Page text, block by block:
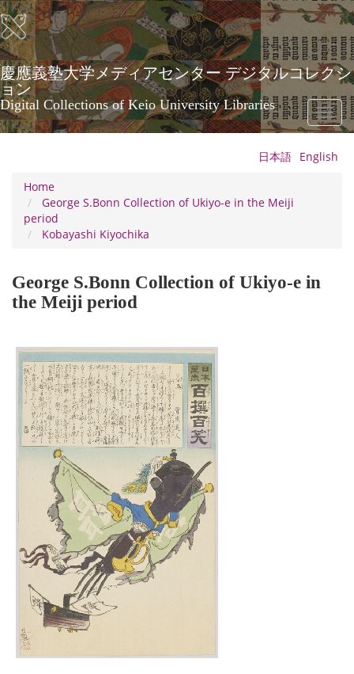
Skip
to
main
content
慶應義塾大学メディアセンター デジタルコレクシ
ョン
Digital Collections of Keio University Libraries
Toggle
日本語 English
Home
George S.Bonn Collection of Ukiyo-e in the Meiji
period
Kobayashi Kiyochika
George S.Bonn Collection of Ukiyo-e in
the Meiji period